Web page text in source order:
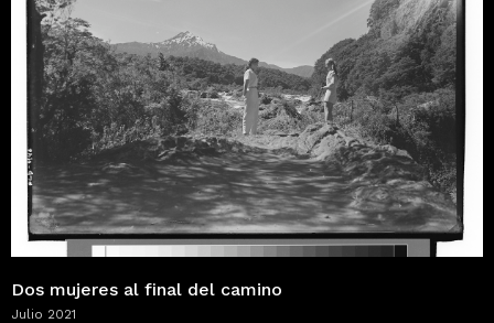
Dos mujeres al final del camino
Julio 2021